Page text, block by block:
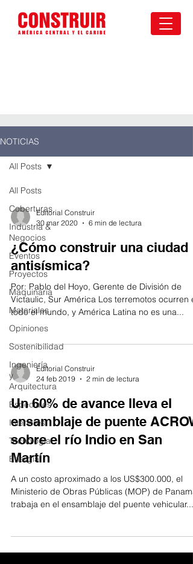
NOTICIAS
All Posts
Coberturas
Industria &
Negocios
Eventos
Proyectos
Maquinaria
Materiales
Opiniones
Sostenibilidad
Ingeniería
y
Arquitectura
Especiales
Interiores
Tecnología
Energía
All Posts
Editorial Construir
30 mar 2020
6 min de lectura
¿Cómo construir una ciudad
antisísmica?
Por: Pablo del Hoyo, Gerente de División de
Victaulic, Sur América Los terremotos ocurren
todo el mundo, y América Latina no es una...
Editorial Construir
24 feb 2019
2 min de lectura
Un 60% de avance lleva el
ensamblaje de puente ACROW
sobre el río Indio en San
Martín
A un costo aproximado a los US$300.000, el
Ministerio de Obras Públicas (MOP) de Panamá
trabaja en el ensamblaje del puente vehicular...